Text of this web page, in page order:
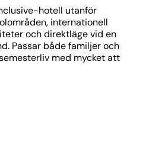
hotell utanför
internationell
och direktläge vid en
Passar både familjer och
med mycket att